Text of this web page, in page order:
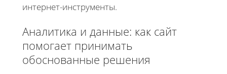
интернет-инструменты.
Аналитика и данные: как сайт
помогает принимать
обоснованные решения